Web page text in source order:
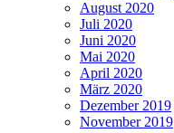
August 2020
Juli 2020
Juni 2020
Mai 2020
April 2020
März 2020
Dezember 2019
November 2019